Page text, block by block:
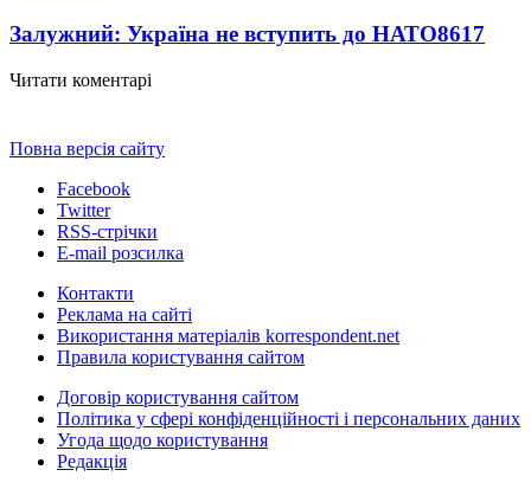
Залужний: Україна не вступить до НАТО8617
Читати коментарі
Повна версія сайту
Facebook
Twitter
RSS-стрічки
E-mail розсилка
Контакти
Реклама на сайті
Використання матеріалів korrespondent.net
Правила користування сайтом
Договір користування сайтом
Політика у сфері конфіденційності і персональних даних
Угода щодо користування
Редакція